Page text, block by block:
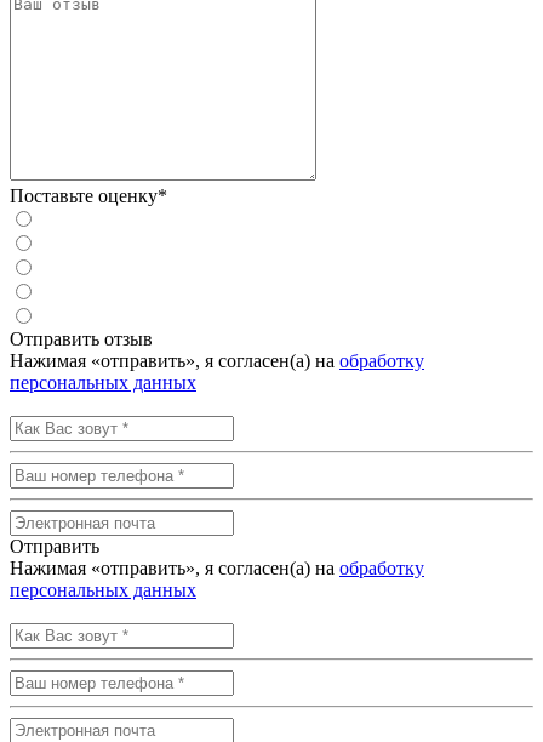
Поставьте оценку*
Отправить отзыв
Нажимая «отправить», я согласен(а) на обработку
персональных данных
Отправить
Нажимая «отправить», я согласен(а) на обработку
персональных данных